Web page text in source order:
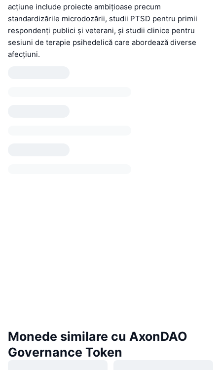
acțiune include proiecte ambițioase precum
standardizările microdozării, studii PTSD pentru primii
respondenți publici și veterani, și studii clinice pentru
sesiuni de terapie psihedelică care abordează diverse
afecțiuni.
Monede similare cu AxonDAO
Governance Token